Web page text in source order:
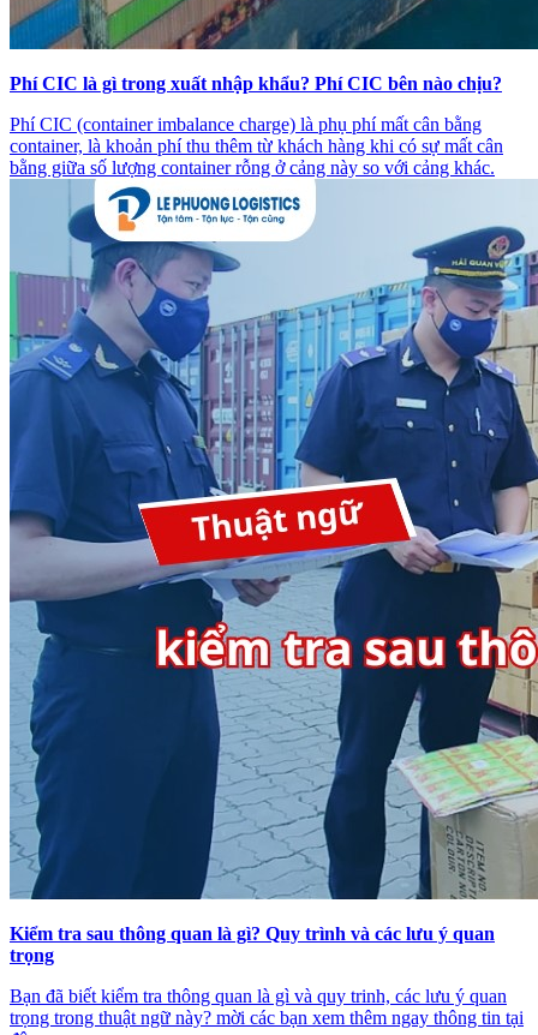
Phí CIC là gì trong xuất nhập khẩu? Phí CIC bên nào chịu?
Phí CIC (container imbalance charge) là phụ phí mất cân bằng
container, là khoản phí thu thêm từ khách hàng khi có sự mất cân
bằng giữa số lượng container rỗng ở cảng này so với cảng khác.
Kiểm tra sau thông quan là gì? Quy trình và các lưu ý quan
trọng
Bạn đã biết kiểm tra thông quan là gì và quy trinh, các lưu ý quan
trọng trong thuật ngữ này? mời các bạn xem thêm ngay thông tin tại